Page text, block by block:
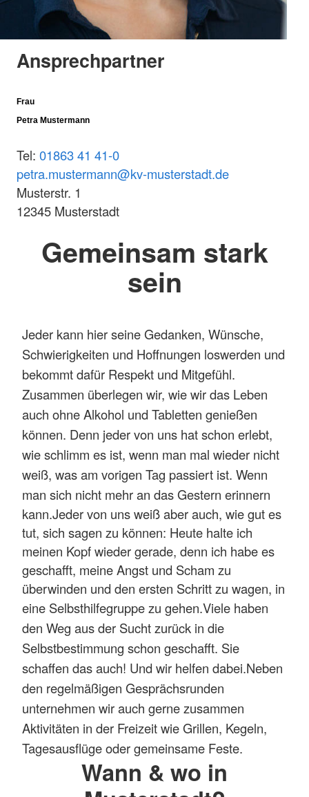
Ansprechpartner
Frau
Petra Mustermann
Tel: 01863 41 41-0
petra.mustermann@kv-musterstadt.de
Musterstr. 1
12345 Musterstadt
Gemeinsam stark
sein
Jeder kann hier seine Gedanken, Wünsche,
Schwierigkeiten und Hoffnungen loswerden und
bekommt dafür Respekt und Mitgefühl.
Zusammen überlegen wir, wie wir das Leben
auch ohne Alkohol und Tabletten genießen
können. Denn jeder von uns hat schon erlebt,
wie schlimm es ist, wenn man mal wieder nicht
weiß, was am vorigen Tag passiert ist. Wenn
man sich nicht mehr an das Gestern erinnern
kann.Jeder von uns weiß aber auch, wie gut es
tut, sich sagen zu können: Heute halte ich
meinen Kopf wieder gerade, denn ich habe es
geschafft, meine Angst und Scham zu
überwinden und den ersten Schritt zu wagen, in
eine Selbsthilfegruppe zu gehen.Viele haben
den Weg aus der Sucht zurück in die
Selbstbestimmung schon geschafft. Sie
schaffen das auch! Und wir helfen dabei.Neben
den regelmäßigen Gesprächsrunden
unternehmen wir auch gerne zusammen
Aktivitäten in der Freizeit wie Grillen, Kegeln,
Tagesausflüge oder gemeinsame Feste.
Wann & wo in